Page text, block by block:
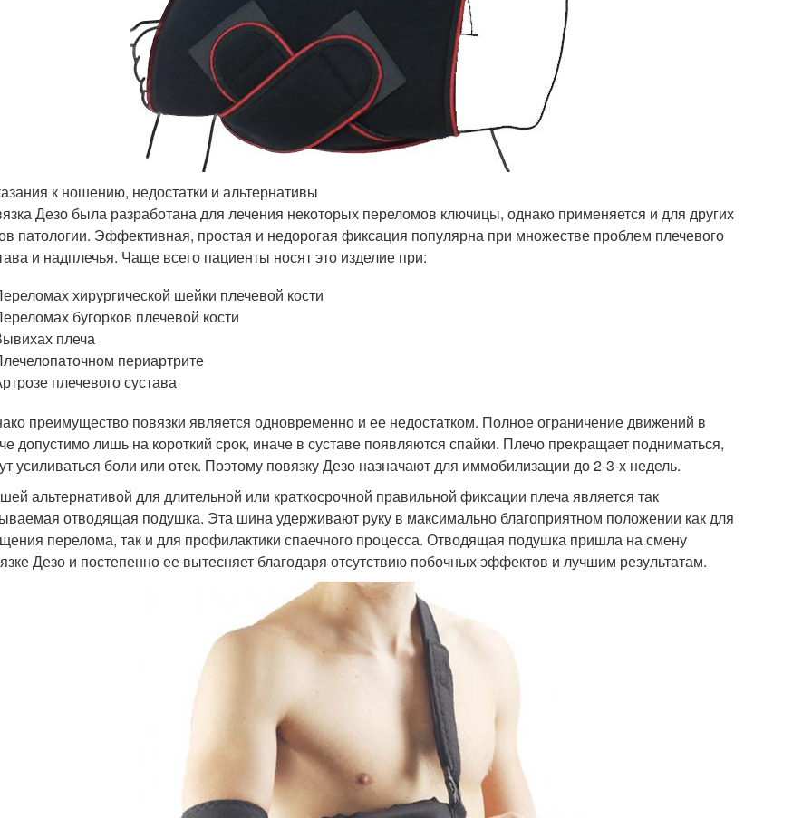
к ношению, недостатки и альтернативы
Дезо была разработана для лечения некоторых переломов ключицы, однако применяется и для других
патологии. Эффективная, простая и недорогая фиксация популярна при множестве проблем плечевого
и надплечья. Чаще всего пациенты носят это изделие при:
хирургической шейки плечевой кости
бугорков плечевой кости
плеча
периартрите
плечевого сустава
преимущество повязки является одновременно и ее недостатком. Полное ограничение движений в
допустимо лишь на короткий срок, иначе в суставе появляются спайки. Плечо прекращает подниматься,
усиливаться боли или отек. Поэтому повязку Дезо назначают для иммобилизации до 2-3-х недель.
альтернативой для длительной или краткосрочной правильной фиксации плеча является так
отводящая подушка. Эта шина удерживают руку в максимально благоприятном положении как для
перелома, так и для профилактики спаечного процесса. Отводящая подушка пришла на смену
Дезо и постепенно ее вытесняет благодаря отсутствию побочных эффектов и лучшим результатам.